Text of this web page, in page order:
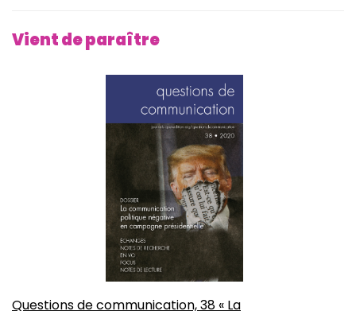
Vient de paraître
Questions de communication, 38 « La